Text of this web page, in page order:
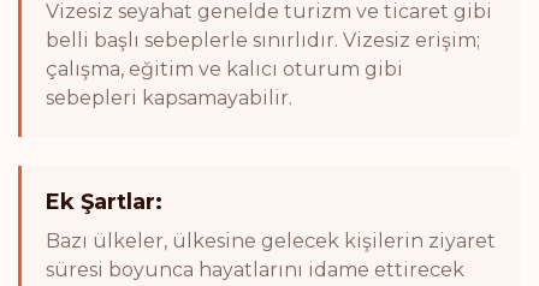
Vizesiz seyahat genelde turizm ve ticaret gibi
belli başlı sebeplerle sınırlıdır. Vizesiz erişim;
çalışma, eğitim ve kalıcı oturum gibi
sebepleri kapsamayabilir.
Ek Şartlar:
Bazı ülkeler, ülkesine gelecek kişilerin ziyaret
süresi boyunca hayatlarını idame ettirecek